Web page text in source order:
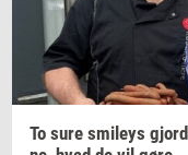
To sure smileys